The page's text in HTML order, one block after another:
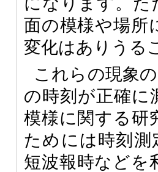
面の模様や場所
変化はありうる
これらの現象
の時刻が正確に
模様に関する研
ためには時刻測
短波報時などを